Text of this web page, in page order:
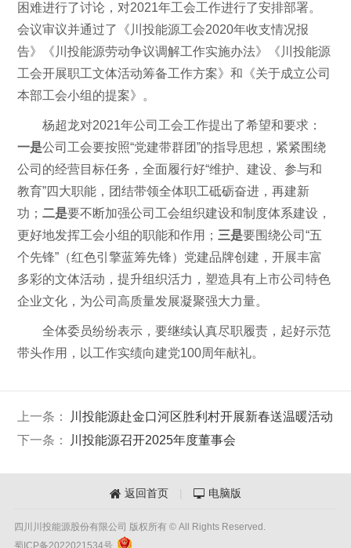
困难进行了讨论，对2021年工会工作进行了安排部署。
会议审议并通过了《川投能源工会2020年收支情况报
告》《川投能源劳动争议调解工作实施办法》《川投能源
工会开展职工文体活动筹备工作方案》和《关于成立公司
本部工会小组的提案》。
杨超龙对2021年公司工会工作提出了希望和要求：
一是公司工会要按照“党建带群团”的指导思想，紧紧围绕
公司的经营目标任务，全面履行好“维护、建设、参与和
教育”四大职能，团结带领全体职工砥砺奋进，再建新
功；二是要不断加强公司工会组织建设和制度体系建设，
更好地发挥工会小组的职能和作用； 三是要围绕公司“五
个先锋”（红色引擎蓝筹先锋）党建品牌创建，开展丰富
多彩的文体活动，提升组织活力，塑造具有上市公司特色
企业文化，为公司高质量发展凝聚强大力量。
全体委员纷纷表示，要继续认真尽职履责，起好示范
带头作用，以工作实绩向建党100周年献礼。
上一条：
川投能源赴金口河区胜利村开展新春送温暖活动
下一条：
川投能源召开2025年度董事会
 返回首页  电脑版
四川川投能源股份有限公司 版权所有 © All Rights Reserved.